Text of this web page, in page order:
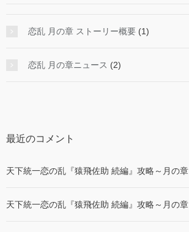
恋乱 月の章 ストーリー概要 (1)
恋乱 月の章ニュース (2)
最近のコメント
天下統一恋の乱『猿飛佐助 続編』攻略～月の章
天下統一恋の乱『猿飛佐助 続編』攻略～月の章